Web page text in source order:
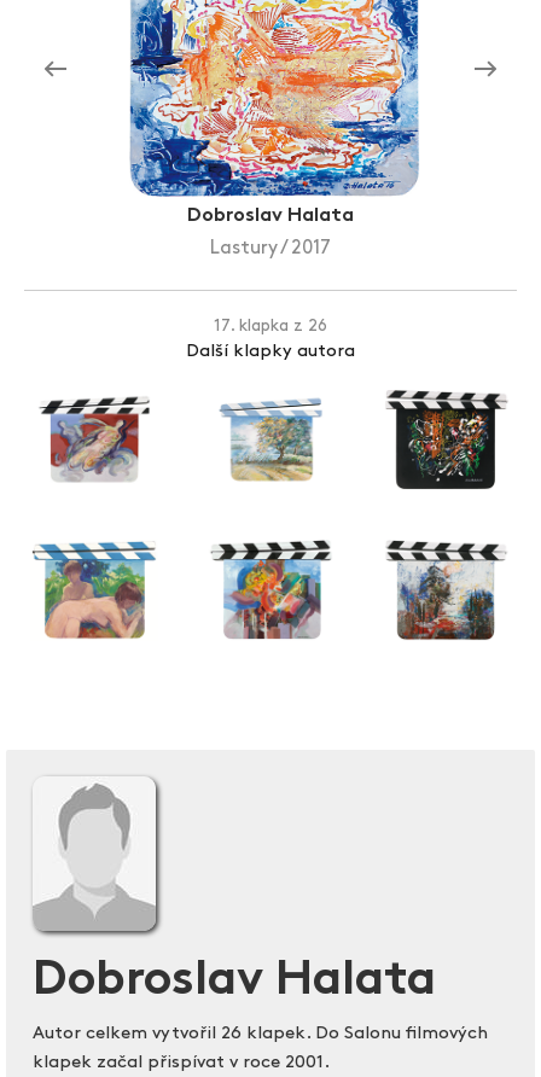
Zlín Film Festival
Dobroslav Halata
Lastury / 2017
17. klapka z 26
Další klapky autora
Dobroslav Halata
Autor celkem vytvořil 26 klapek. Do Salonu filmových
klapek začal přispívat v roce 2001.